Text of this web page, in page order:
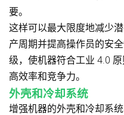
要。
这样可以最大限度地减少
产周期并提高操作员的安
级，使机器符合工业 4.0
高效率和竞争力。
外壳和冷却系统
增强机器的外壳和冷却系